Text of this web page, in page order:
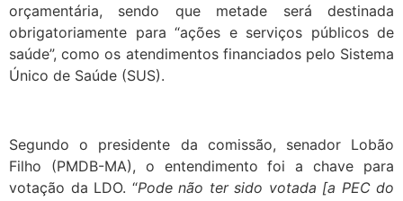
orçamentária, sendo que metade será destinada
obrigatoriamente para “ações e serviços públicos de
saúde”, como os atendimentos financiados pelo Sistema
Único de Saúde (SUS).
Segundo o presidente da comissão, senador Lobão
Filho (PMDB-MA), o entendimento foi a chave para
votação da LDO. “Pode não ter sido votada [a PEC do